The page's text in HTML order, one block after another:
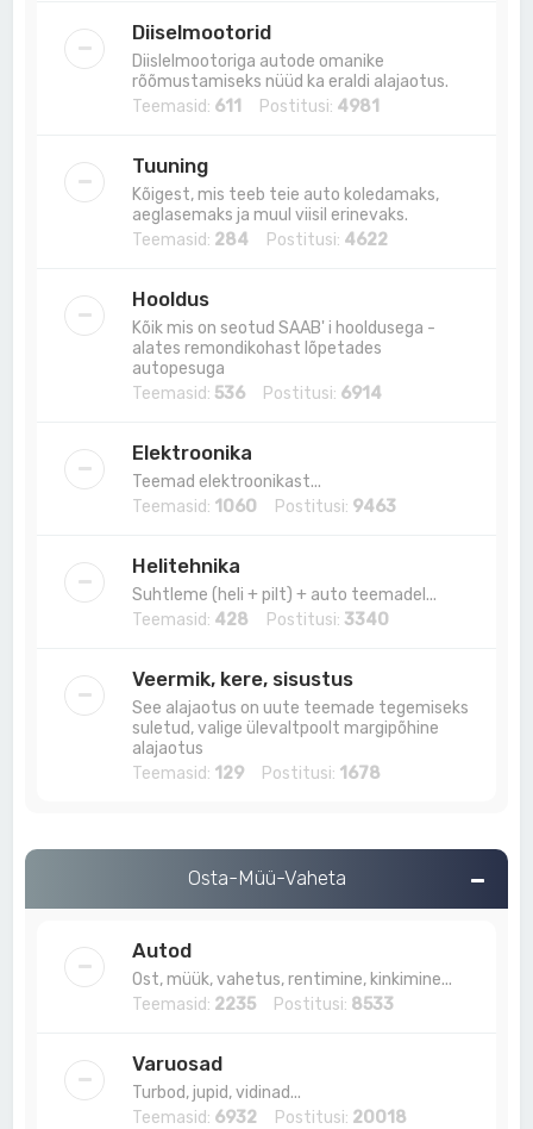
Diiselmootorid
Diislelmootoriga autode omanike
rõõmustamiseks nüüd ka eraldi alajaotus.
Teemasid: 611 Postitusi: 4981
Tuuning
Kõigest, mis teeb teie auto koledamaks,
aeglasemaks ja muul viisil erinevaks.
Teemasid: 284 Postitusi: 4622
Hooldus
Kõik mis on seotud SAAB' i hooldusega -
alates remondikohast lõpetades
autopesuga
Teemasid: 536 Postitusi: 6914
Elektroonika
Teemad elektroonikast...
Teemasid: 1060 Postitusi: 9463
Helitehnika
Suhtleme (heli + pilt) + auto teemadel...
Teemasid: 428 Postitusi: 3340
Veermik, kere, sisustus
See alajaotus on uute teemade tegemiseks
suletud, valige ülevaltpoolt margipõhine
alajaotus
Teemasid: 129 Postitusi: 1678
Osta-Müü-Vaheta
Autod
Ost, müük, vahetus, rentimine, kinkimine...
Teemasid: 2235 Postitusi: 8533
Varuosad
Turbod, jupid, vidinad...
Teemasid: 6932 Postitusi: 20018